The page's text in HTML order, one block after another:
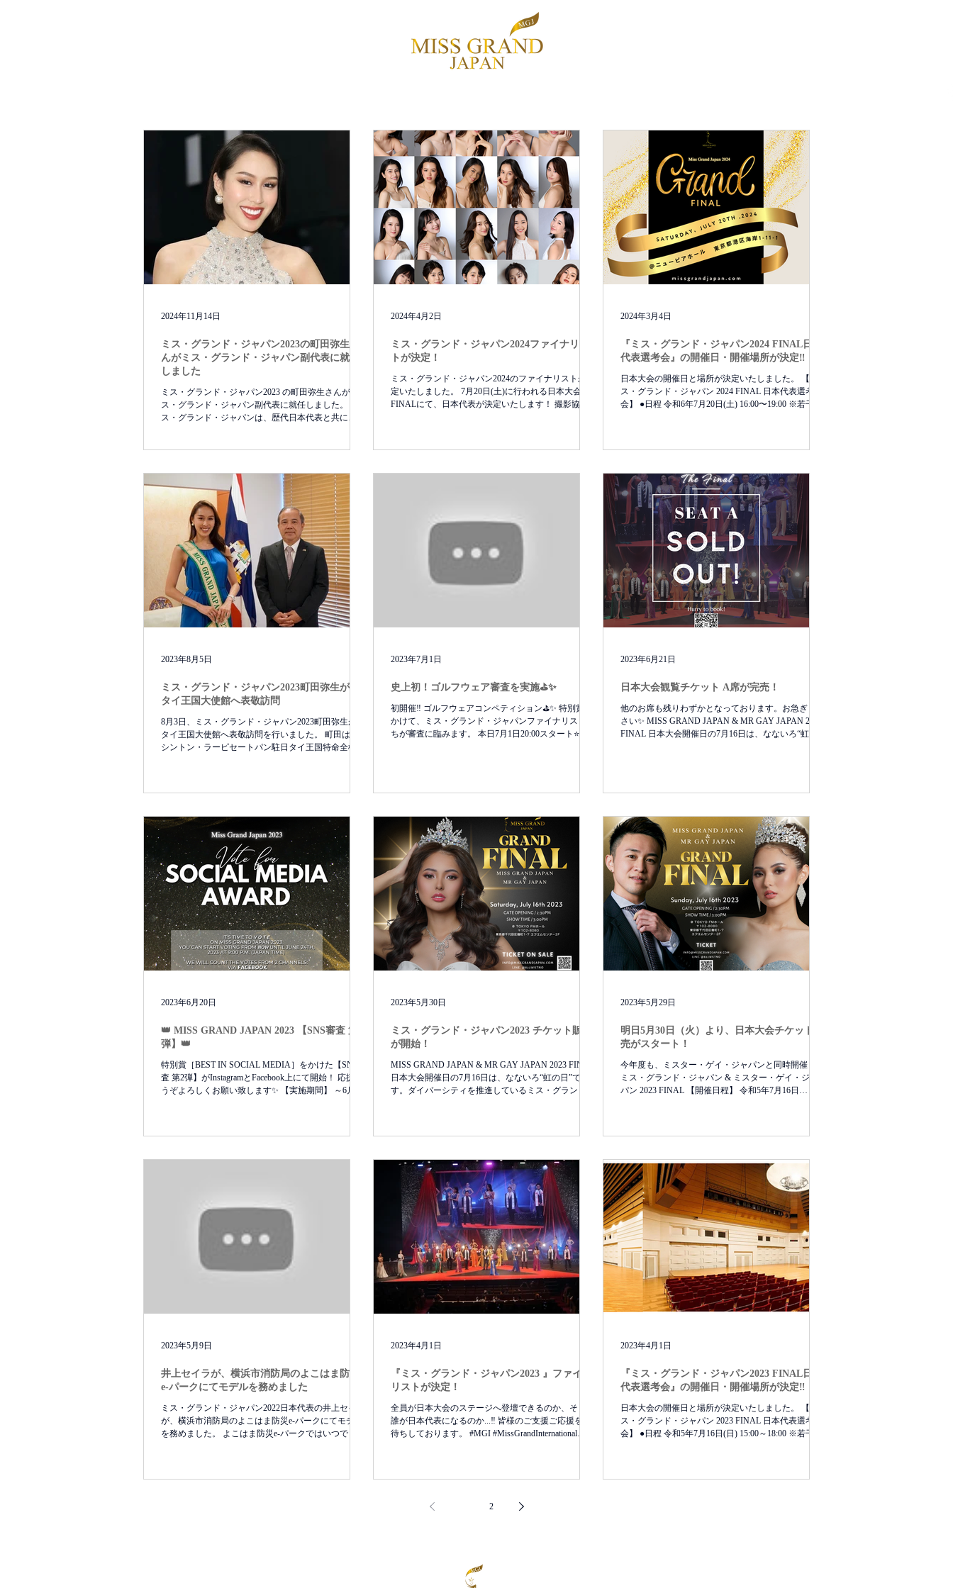
ミス・グランド・ジャパン2023の町田弥生さ
んがミス・グランド・ジャパン副代表に就任
しました
ミス・グランド・ジャパン2023 の町田弥生さんがミ
ス・グランド・ジャパン副代表に就任しました。 ミ
ス・グランド・ジャパンは、歴代日本代表と共に、更
2024年11月14日
ミス・グランド・ジャパン2024ファイナリス
トが決定！
ミス・グランド・ジャパン2024のファイナリストが決
定いたしました。 7月20日(土)に行われる日本大会
FINALにて、日本代表が決定いたします！ 撮影協
2024年4月2日
『ミス・グランド・ジャパン2024 FINAL日本
代表選考会』の開催日・開催場所が決定‼️
日本大会の開催日と場所が決定いたしました。 【ミ
ス・グランド・ジャパン 2024 FINAL 日本代表選考
会】 ●日程 令和6年7月20日(土) 16:00〜19:00 ※若干の
2024年3月4日
ミス・グランド・ジャパン2023町田弥生が、
タイ王国大使館へ表敬訪問
8月3日、ミス・グランド・ジャパン2023町田弥生が、
タイ王国大使館へ表敬訪問を行いました。 町田は、
シントン・ラーピセートパン駐日タイ王国特命全権大
2023年8月5日
史上初！ゴルフウェア審査を実施⛳️✨
初開催‼️ ゴルフウェアコンペティション⛳️✨ 特別賞を
かけて、ミス・グランド・ジャパンファイナリストた
ちが審査に臨みます。 本日7月1日20:00スタート⭐️ 是
2023年7月1日
日本大会観覧チケット A席が完売！
他のお席も残りわずかとなっております。お急ぎくだ
さい✨ MISS GRAND JAPAN & MR GAY JAPAN 2023
FINAL 日本大会開催日の7月16日は、なないろ“虹の
2023年6月21日
👑 MISS GRAND JAPAN 2023 【SNS審査 第2
弾】👑
特別賞［BEST IN SOCIAL MEDIA］をかけた【SNS審
査 第2弾】がInstagramとFacebook上にて開始！ 応援ど
うぞよろしくお願い致します✨ 【実施期間】 ～6月24
2023年6月20日
ミス・グランド・ジャパン2023 チケット販売
が開始！
MISS GRAND JAPAN & MR GAY JAPAN 2023 FINAL
日本大会開催日の7月16日は、なないろ“虹の日”で
す。ダイバーシティを推進しているミス・グランド・
2023年5月30日
明日5月30日（火）より、日本大会チケット販
売がスタート！
今年度も、ミスター・ゲイ・ジャパンと同時開催！
ミス・グランド・ジャパン & ミスター・ゲイ・ジャ
パン 2023 FINAL 【開催日程】 令和5年7月16日
2023年5月29日
井上セイラが、横浜市消防局のよこはま防災
e-パークにてモデルを務めました
ミス・グランド・ジャパン2022日本代表の井上セイラ
が、横浜市消防局のよこはま防災e-パークにてモデル
を務めました。 よこはま防災e-パークではいつでも・
2023年5月9日
『ミス・グランド・ジャパン2023 』ファイナ
リストが決定！
全員が日本大会のステージへ登壇できるのか、そして
誰が日本代表になるのか...‼️ 皆様のご支援ご応援をお
待ちしております。 #MGI #MissGrandInternational
2023年4月1日
『ミス・グランド・ジャパン2023 FINAL日本
代表選考会』の開催日・開催場所が決定‼️
日本大会の開催日と場所が決定いたしました。 【ミ
ス・グランド・ジャパン 2023 FINAL 日本代表選考
会】 ●日程 令和5年7月16日(日) 15:00～18:00 ※若干の
2023年4月1日
2